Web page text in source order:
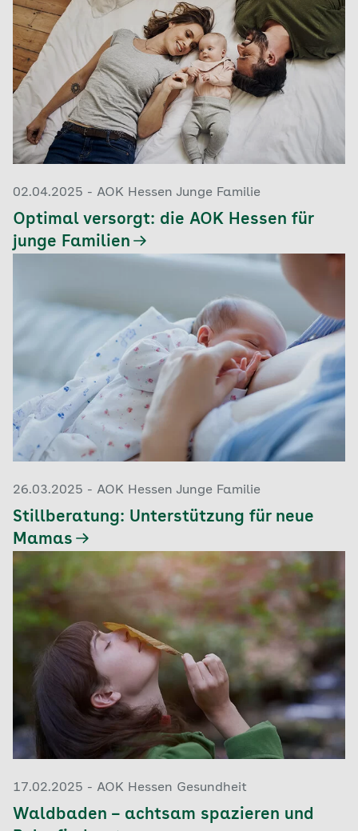
02.04.2025 - AOK Hessen Junge Familie
Optimal versorgt: die AOK Hessen für
junge Familien
26.03.2025 - AOK Hessen Junge Familie
Stillberatung: Unterstützung für neue
Mamas
17.02.2025 - AOK Hessen Gesundheit
Waldbaden – achtsam spazieren und